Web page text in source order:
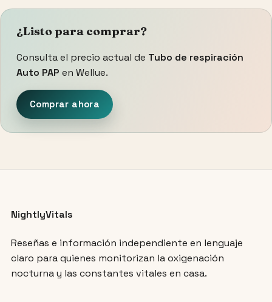
¿Listo para comprar?
Consulta el precio actual de Tubo de respiración
Auto PAP en Wellue.
Comprar ahora
NightlyVitals
Reseñas e información independiente en lenguaje
claro para quienes monitorizan la oxigenación
nocturna y las constantes vitales en casa.